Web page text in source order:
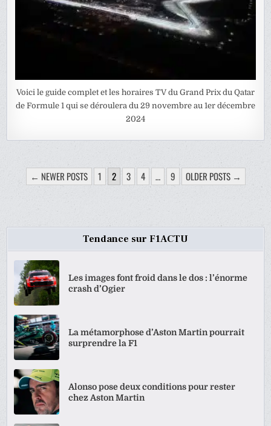
Voici le guide complet et les horaires TV du Grand Prix du Qatar
de Formule 1 qui se déroulera du 29 novembre au 1er décembre
2024
PAGINATION
DES
← NEWER POSTS 1 2 3 4 … 9 OLDER POSTS →
Tendance sur F1ACTU
Les images font froid dans le dos : l’énorme
crash d’Ogier
La métamorphose d’Aston Martin pourrait
surprendre la F1
Alonso pose deux conditions pour rester
chez Aston Martin